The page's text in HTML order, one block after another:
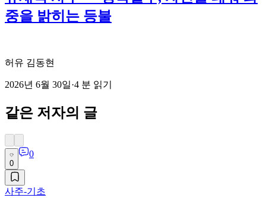
중을 밝히는 등불
허유 김동현
2026년 6월 30일·4 분 읽기
같은 저자의 글
0
0
사주-기초